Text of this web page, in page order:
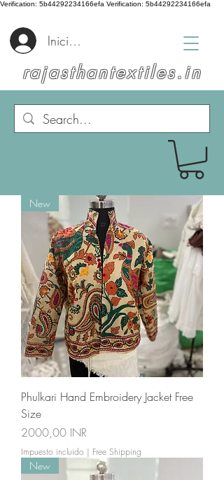
Verification: 5b44292234166efa Verification: 5b44292234166efa
rajasthantextiles.in
Iniciar sesión
New
Phulkari Hand Embroidery Jacket Free
Size
Precio
2000,00 INR
Impuesto incluido | Free Shipping
New